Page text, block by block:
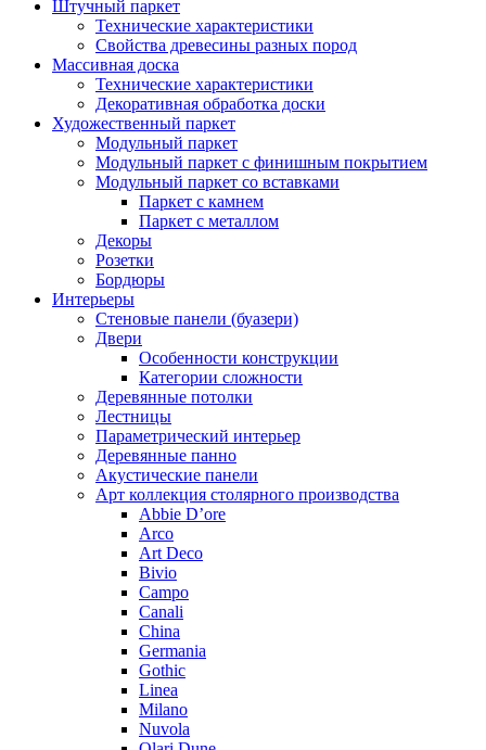
Штучный паркет
Технические характеристики
Свойства древесины разных пород
Массивная доска
Технические характеристики
Декоративная обработка доски
Художественный паркет
Модульный паркет
Модульный паркет с финишным покрытием
Модульный паркет со вставками
Паркет с камнем
Паркет с металлом
Декоры
Розетки
Бордюры
Интерьеры
Стеновые панели (буазери)
Двери
Особенности конструкции
Категории сложности
Деревянные потолки
Лестницы
Параметрический интерьер
Деревянные панно
Акустические панели
Арт коллекция столярного производства
Abbie D’ore
Arco
Art Deco
Bivio
Campo
Canali
China
Germania
Gothic
Linea
Milano
Nuvola